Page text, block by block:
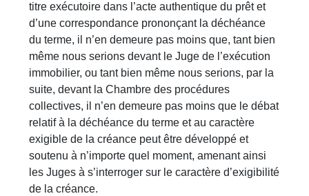
titre exécutoire dans l’acte authentique du prêt et
d’une correspondance prononçant la déchéance
du terme, il n’en demeure pas moins que, tant bien
même nous serions devant le Juge de l’exécution
immobilier, ou tant bien même nous serions, par la
suite, devant la Chambre des procédures
collectives, il n’en demeure pas moins que le débat
relatif à la déchéance du terme et au caractère
exigible de la créance peut être développé et
soutenu à n’importe quel moment, amenant ainsi
les Juges à s’interroger sur le caractère d’exigibilité
de la créance.